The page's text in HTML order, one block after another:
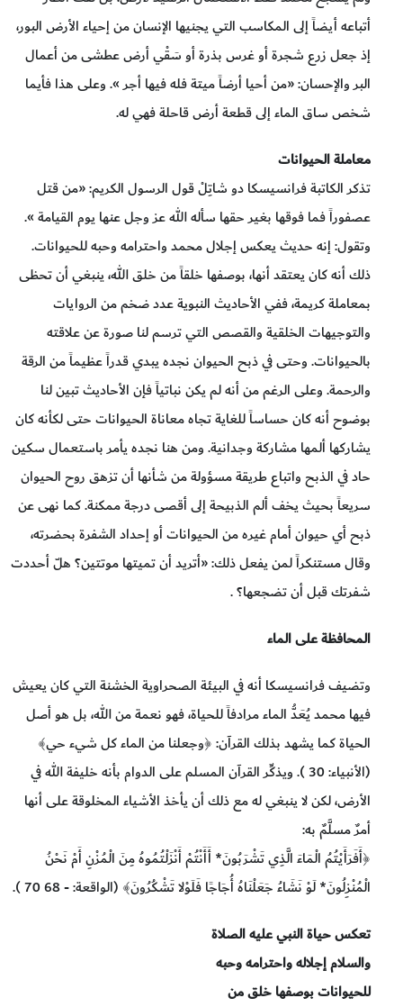
أتباعه أيضاً إلى المكاسب التي يجنيها الإنسان من إحياء الأرض البور،
إذ جعل زرع شجرة أو غرس بذرة أو سَقْي أرض عطشى من أعمال
البر والإحسان: «من أحيا أرضاً ميتة فله فيها أجر ». وعلى هذا فأيما
شخص ساق الماء إلى قطعة أرض قاحلة فهي له.
معاملة الحيوانات
تذكر الكاتبة فرانسيسكا دو شاتِلْ قول الرسول الكريم: «من قتل
عصفوراً فما فوقها بغير حقها سأله الله عز وجل عنها يوم القيامة ».
وتقول: إنه حديث يعكس إجلال محمد واحترامه وحبه للحيوانات.
ذلك أنه كان يعتقد أنها، بوصفها خلقاً من خلق الله، ينبغي أن تحظى
بمعاملة كريمة، ففي الأحاديث النبوية عدد ضخم من الروايات
والتوجيهات الخلقية والقصص التي ترسم لنا صورة عن علاقته
بالحيوانات. وحتى في ذبح الحيوان نجده يبدي قدراً عظيماً من الرقة
والرحمة. وعلى الرغم من أنه لم يكن نباتياً فإن الأحاديث تبين لنا
بوضوح أنه كان حساساً للغاية تجاه معاناة الحيوانات حتى لكأنه كان
يشاركها ألمها مشاركة وجدانية. ومن هنا نجده يأمر باستعمال سكين
حاد في الذبح واتباع طريقة مسؤولة من شأنها أن تزهق روح الحيوان
سريعاً بحيث يخف ألم الذبيحة إلى أقصى درجة ممكنة. كما نهى عن
ذبح أي حيوان أمام غيره من الحيوانات أو إحداد الشفرة بحضرته،
وقال مستنكراً لمن يفعل ذلك: «أتريد أن تميتها موتتين؟ هلّ أحددت
شفرتك قبل أن تضجعها؟ .
المحافظة على الماء
وتضيف فرانسيسكا أنه في البيئة الصحراوية الخشنة التي كان يعيش
فيها محمد يُعَدُّ الماء مرادفاً للحياة، فهو نعمة من الله، بل هو أصل
الحياة كما يشهد بذلك القرآن: ﴿وجعلنا من الماء كل شيء حي﴾
(الأنبياء: 30 ). ويذكِّر القرآن المسلم على الدوام بأنه خليفة الله في
الأرض، لكن لا ينبغي له مع ذلك أن يأخذ الأشياء المخلوقة على أنها
أمرٌ مسلَّمٌ به:
﴿أَفَرَأَيْتُمُ الْمَاءَ الَّذِي تَشْرَبُونَ* أَأَنْتُمْ أَنْزَلْتُمُوهُ مِنَ الْمُزْنِ أَمْ نَحْنُ
الْمُنْزِلُونَ* لَوْ نَشَاءُ جَعَلْنَاهُ أُجَاجًا فَلَوْلا تَشْكُرُونَ﴾ (الواقعة: - 68 70 ).
تعكس حياة النبي عليه الصلاة
والسلام إجلاله واحترامه وحبه
للحيوانات بوصفها خلق من